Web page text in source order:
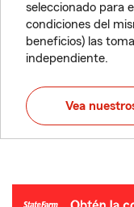
seleccionado para
condiciones del
beneficios) las
independiente.
Vea